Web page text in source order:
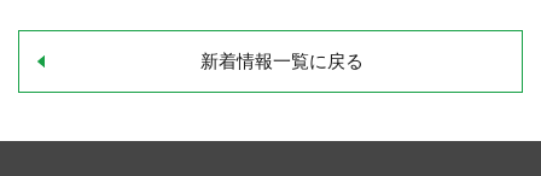
新着情報一覧に戻る